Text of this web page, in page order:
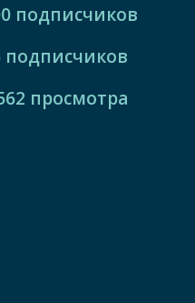
подписчиков
подписчиков
просмотра